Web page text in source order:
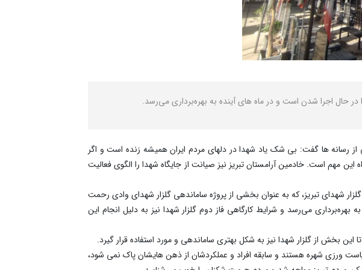
در حال اجرا شدن است و در ماه های آینده به بهره‌برداری می‌رسد.
از رسانه ها گفت: بی شک یاد شهدا در دلهای مردم ایران همیشه زنده است و اگر
مهم است. خادمین آرامستان‌ تبریز نیز صیانت از جایگاه شهدا را الگوی فعالیت
شهدای تبریز، که به عنوان بخشی از پروژه ساماندهی گلزار شهدای وادی رحمت
می‌رسد و شرایط کارگاهی فاز دوم گلزار شهدا نیز به دلیل انجام این
بخش از گلزار شهدا نیز به شکل بهتری ساماندهی و مورد استفاده قرار گیرد.
ورزی شهره هستند و سابقه افراد و عملکردشان از ذهن هایشان پاک نمی شود،